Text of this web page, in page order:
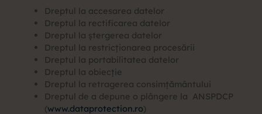
Dreptul la accesarea datelor
Dreptul la rectificarea datelor
Dreptul la ștergerea datelor
Dreptul la restricționarea procesării
Dreptul la portabilitatea datelor
Dreptul la obiecție
Dreptul la retragerea consimțământului
Dreptul de a depune o plângere la ANSPDCP
(www.dataprotection.ro)